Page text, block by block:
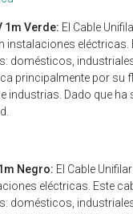
1m Verde: El Cable
instalaciones
domésticos,
principalmente por su
industrias. Dado que
Negro: El Cable
eléctricas. Este
domésticos,